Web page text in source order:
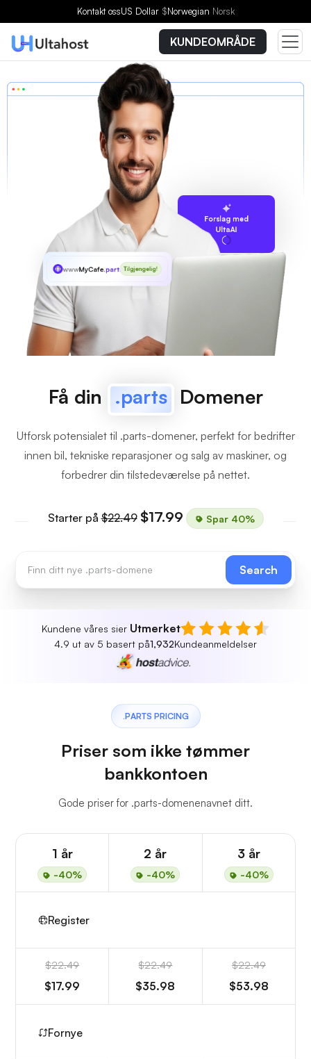
Kontakt ossUS Dollar $Norwegian Norsk
KUNDEOMRÅDE
Forslag med
UltaAI
wwwMyCafe.parts Tilgjengelig!
Få din .parts Domener
Utforsk potensialet til .parts-domener, perfekt for bedrifter
innen bil, tekniske reparasjoner og salg av maskiner, og
forbedrer din tilstedeværelse på nettet.
Starter på$22.49 $17.99 Spar 40%
Search
Kundene våres sier Utmerket
4.9 ut av 5 basert på1,932Kundeanmeldelser
.PARTS PRICING
Priser som ikke tømmer
bankkontoen
Gode priser for .parts-domenenavnet ditt.
1 år
-40%
2 år
-40%
3 år
-40%
Register
$22.49
$17.99
$22.49
$35.98
$22.49
$53.98
Fornye